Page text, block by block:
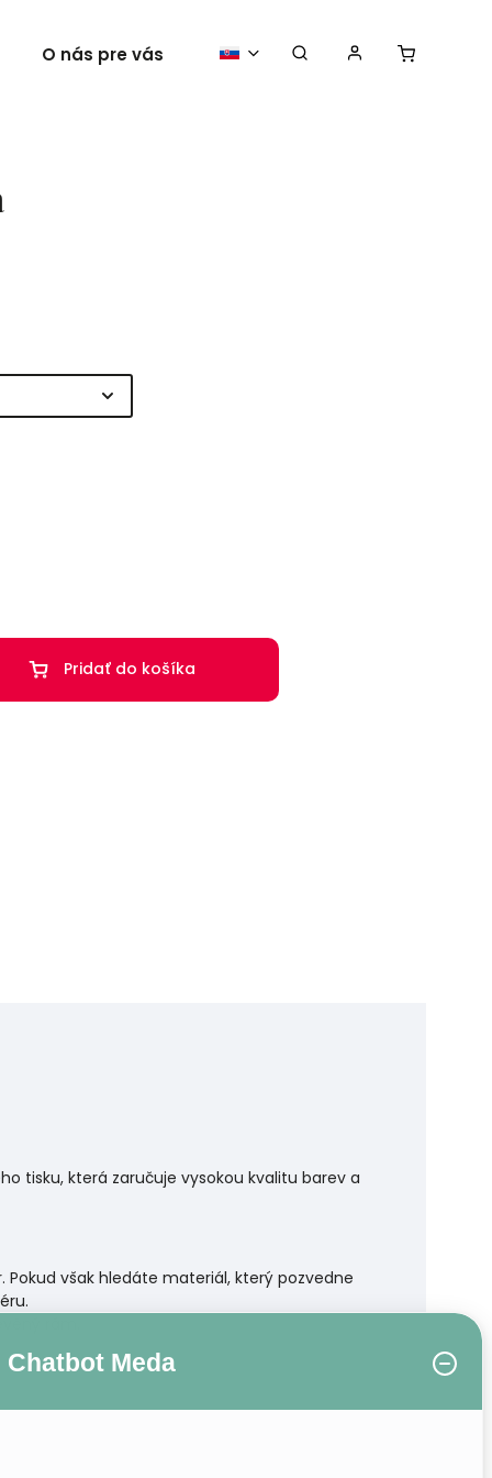
O nás pre vás Vaše plagáty
Pridať do košíka
tisku, která zaručuje vysokou kvalitu barev a
však hledáte materiál, který pozvedne
rám.
Chatbot Meda